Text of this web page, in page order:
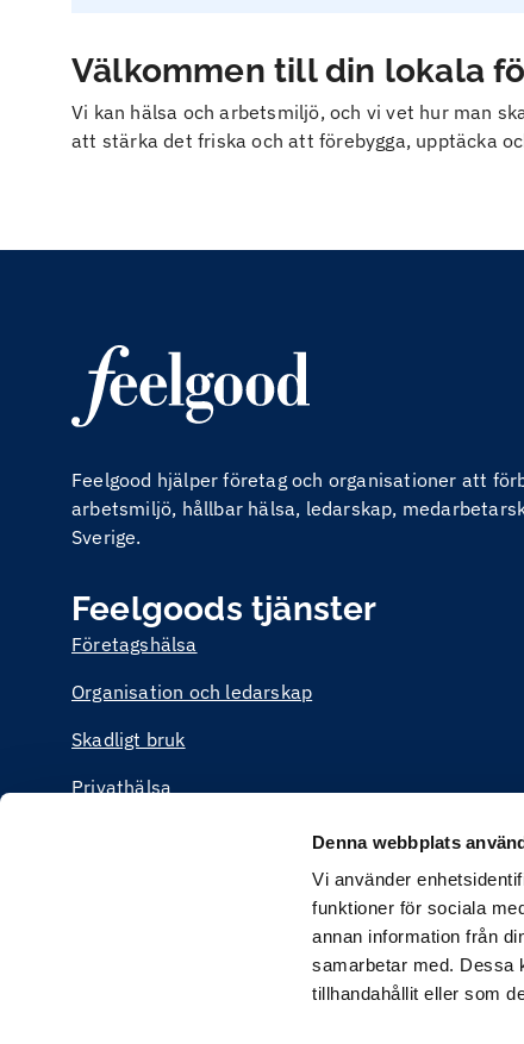
Denna webbplats
Vi använder
funktioner för sociala
annan information från
samarbetar med. Dessa
tillhandahållit eller som
Välkommen till din lokala
Vi kan hälsa och arbetsmiljö, och vi vet hur man
att stärka det friska och att förebygga, upptäcka
Feelgood hjälper företag och organisationer att
arbetsmiljö, hållbar hälsa, ledarskap,
Sverige.
Feelgoods tjänster
Företagshälsa
Organisation och ledarskap
Skadligt bruk
Privathälsa